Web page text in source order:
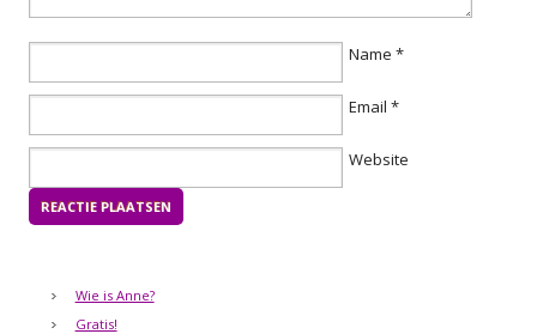
Name *
Email *
Website
Wie is Anne?
Gratis!